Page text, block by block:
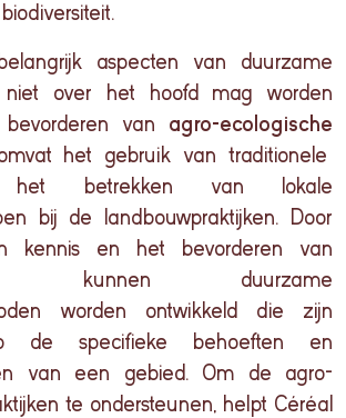
aspecten van duurzame
niet over het hoofd mag worden
van agro-ecologische
het gebruik van traditionele
betrekken van lokale
bij de landbouwpraktijken. Door
kennis en het bevorderen van
kunnen duurzame
worden ontwikkeld die zijn
de specifieke behoeften en
van een gebied. Om de agro-
te ondersteunen, helpt Céréal